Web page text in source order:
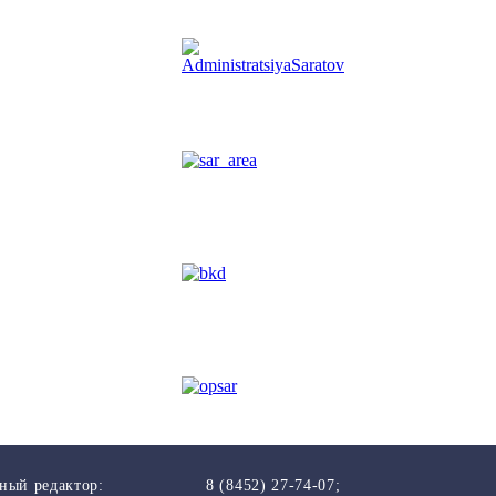
редактор: 8 (8452) 27-74-07;